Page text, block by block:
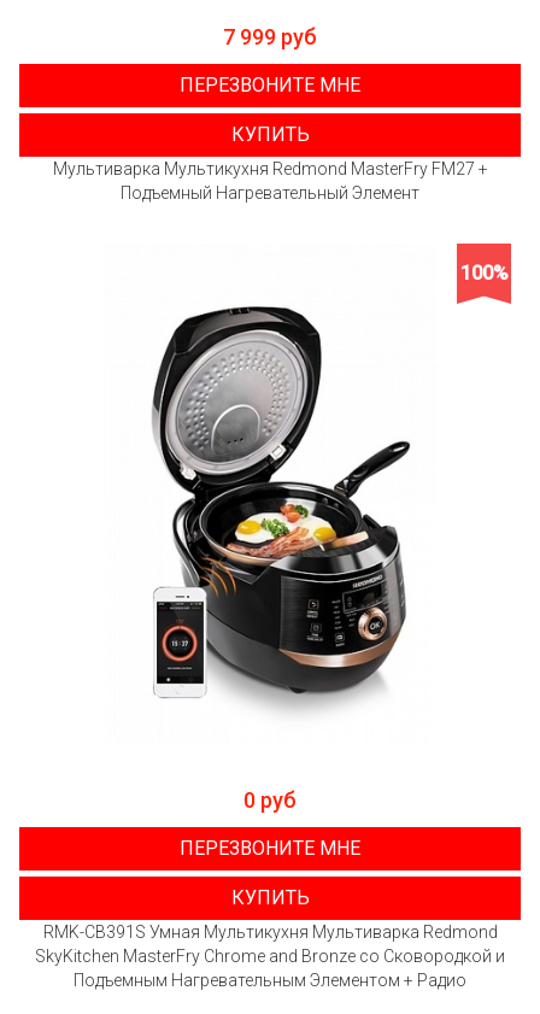
7 999 руб
ПЕРЕЗВОНИТЕ МНЕ
КУПИТЬ
Мультиварка Мультикухня Redmond MasterFry FM27 +
Подъемный Нагревательный Элемент
100%
0 руб
ПЕРЕЗВОНИТЕ МНЕ
КУПИТЬ
RMK-CB391S Умная Мультикухня Мультиварка Redmond
SkyKitchen MasterFry Chrome and Bronze со Сковородкой и
Подъемным Нагревательным Элементом + Радио